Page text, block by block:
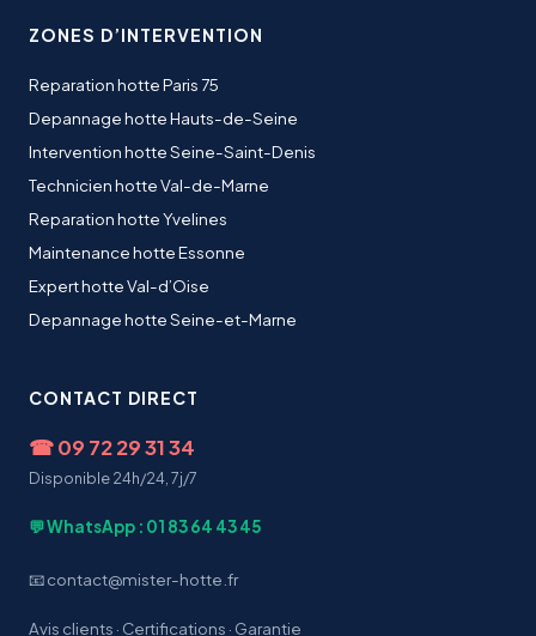
ZONES D’INTERVENTION
Reparation hotte Paris 75
Depannage hotte Hauts-de-Seine
Intervention hotte Seine-Saint-Denis
Technicien hotte Val-de-Marne
Reparation hotte Yvelines
Maintenance hotte Essonne
Expert hotte Val-d’Oise
Depannage hotte Seine-et-Marne
CONTACT DIRECT
☎09 72 29 31 34
Disponible 24h/24, 7j/7
💬 WhatsApp : 01 83 64 43 45
📧 contact@mister-hotte.fr
Avis clients · Certifications · Garantie